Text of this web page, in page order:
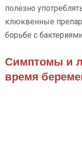
полезно
клюквенные
борьбе с
Симптомы и
время